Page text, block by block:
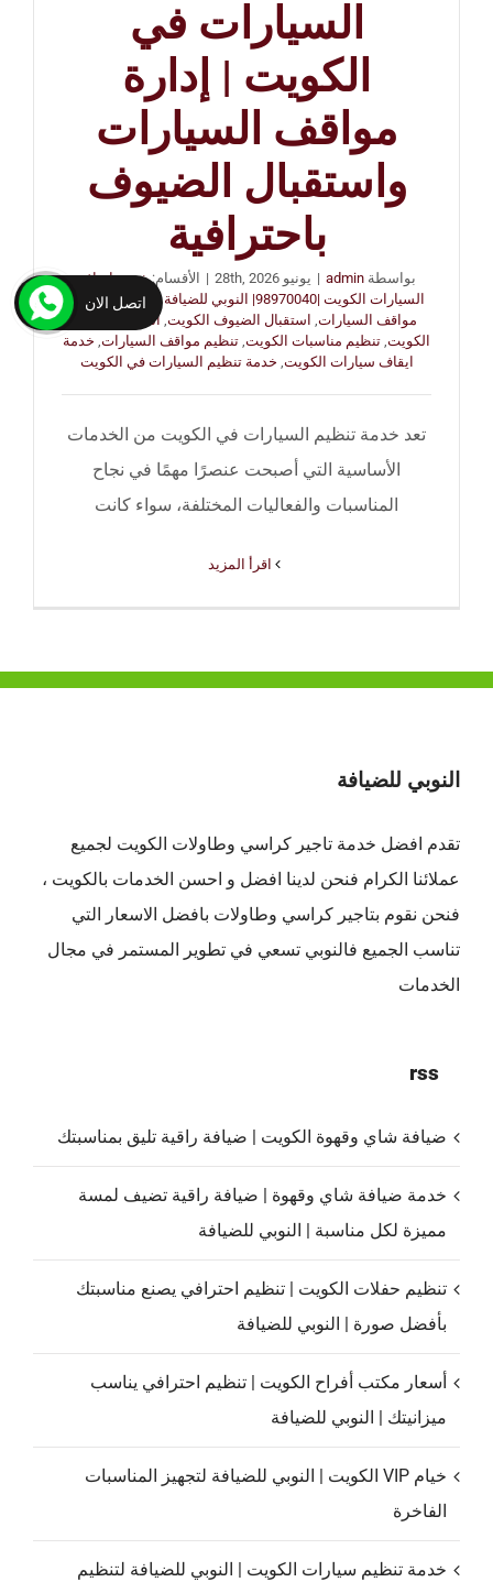
السيارات في
الكويت | إدارة
مواقف السيارات
واستقبال الضيوف
باحترافية
بواسطةadmin
| يونيو 28th, 2026 | الأقسام:خدمة ايقاف
السيارات الكويت |98970040| النوبي للضيافة
الوسوم:إدارة
مواقف السيارات, استقبال الضيوف الكويت, النوبي للضيافة
الكويت, تنظيم مناسبات الكويت, تنظيم مواقف السيارات, خدمة
ايقاف سيارات الكويت, خدمة تنظيم السيارات في الكويت
تعد خدمة تنظيم السيارات في الكويت من الخدمات
الأساسية التي أصبحت عنصرًا مهمًا في نجاح
المناسبات والفعاليات المختلفة، سواء كانت
النوبي للضيافة
تقدم افضل خدمة تاجير كراسي وطاولات الكويت لجميع
عملائنا الكرام فنحن لدينا افضل و احسن الخدمات بالكويت ،
فنحن نقوم بتاجير كراسي وطاولات بافضل الاسعار التي
تناسب الجميع فالنوبي تسعي في تطوير المستمر في مجال
الخدمات
rss
ضيافة شاي وقهوة الكويت | ضيافة راقية تليق بمناسبتك
خدمة ضيافة شاي وقهوة | ضيافة راقية تضيف لمسة
مميزة لكل مناسبة | النوبي للضيافة
تنظيم حفلات الكويت | تنظيم احترافي يصنع مناسبتك
بأفضل صورة | النوبي للضيافة
أسعار مكتب أفراح الكويت | تنظيم احترافي يناسب
ميزانيتك | النوبي للضيافة
خيام VIP الكويت | النوبي للضيافة لتجهيز المناسبات
الفاخرة
خدمة تنظيم سيارات الكويت | النوبي للضيافة لتنظيم
اتصل الان